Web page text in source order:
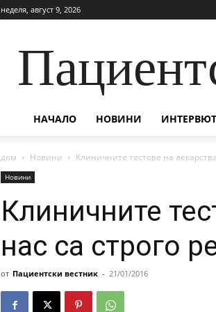
неделя, август 9, 2026
НАЧАЛО НОВИНИ
дом Новини Клиничните тестове на
Новини
Клиничните
нас са строго
от Пациентски вестник - 21/01/2016